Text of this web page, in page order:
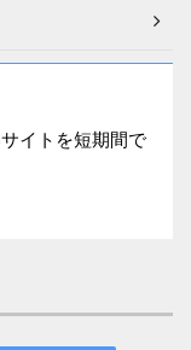
イトを短期間で